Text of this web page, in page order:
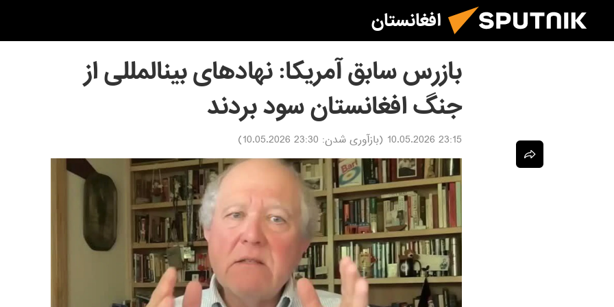
افغانستان
بازرس سابق آمریکا: نهادهای بینالمللی از
جنگ افغانستان سود بردند
23:15 10.05.2026 (بازآوری شدن: 23:30 10.05.2026
)